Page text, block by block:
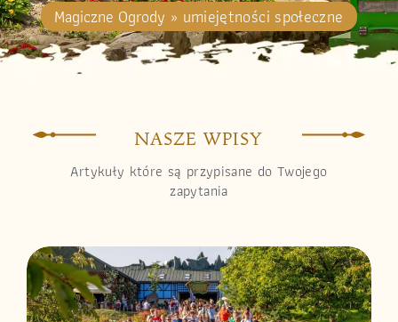
Magiczne Ogrody » umiejętności społeczne
NASZE WPISY
Artykuły które są przypisane do Twojego
zapytania